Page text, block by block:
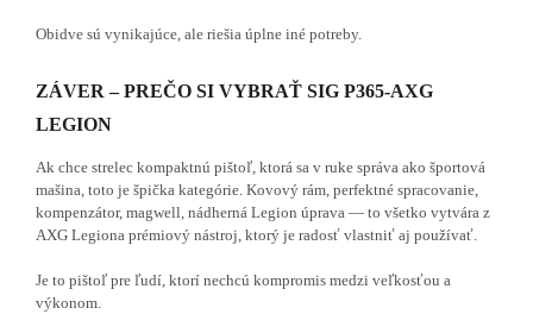
Obidve sú vynikajúce, ale riešia úplne iné potreby.
ZÁVER – PREČO SI VYBRAŤ SIG P365-AXG
LEGION
Ak chce strelec kompaktnú pištoľ, ktorá sa v ruke správa ako športová
mašina, toto je špička kategórie. Kovový rám, perfektné spracovanie,
kompenzátor, magwell, nádherná Legion úprava — to všetko vytvára z
AXG Legiona prémiový nástroj, ktorý je radosť vlastniť aj používať.
Je to pištoľ pre ľudí, ktorí nechcú kompromis medzi veľkosťou a
výkonom.